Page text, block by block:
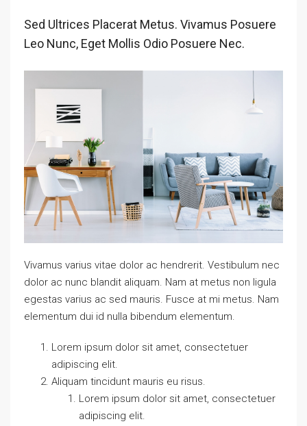
Sed Ultrices Placerat Metus. Vivamus Posuere
Leo Nunc, Eget Mollis Odio Posuere Nec.
Vivamus varius vitae dolor ac hendrerit. Vestibulum nec
dolor ac nunc blandit aliquam. Nam at metus non ligula
egestas varius ac sed mauris. Fusce at mi metus. Nam
elementum dui id nulla bibendum elementum.
Lorem ipsum dolor sit amet, consectetuer
adipiscing elit.
Aliquam tincidunt mauris eu risus.
Lorem ipsum dolor sit amet, consectetuer
adipiscing elit.